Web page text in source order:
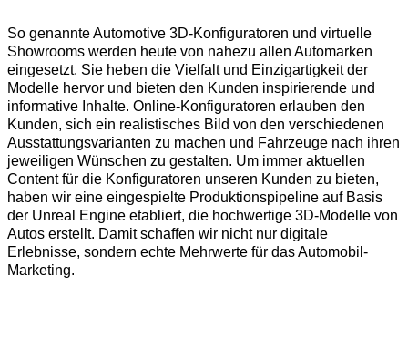
So genannte Automotive 3D-Konfiguratoren und virtuelle
Showrooms werden heute von nahezu allen Automarken
eingesetzt. Sie heben die Vielfalt und Einzigartigkeit der
Modelle hervor und bieten den Kunden inspirierende und
informative Inhalte. Online-Konfiguratoren erlauben den
Kunden, sich ein realistisches Bild von den verschiedenen
Ausstattungsvarianten zu machen und Fahrzeuge nach ihren
jeweiligen Wünschen zu gestalten. Um immer aktuellen
Content für die Konfiguratoren unseren Kunden zu bieten,
haben wir eine eingespielte Produktionspipeline auf Basis
der Unreal Engine etabliert, die hochwertige 3D-Modelle von
Autos erstellt. Damit schaffen wir nicht nur digitale
Erlebnisse, sondern echte Mehrwerte für das Automobil-
Marketing.